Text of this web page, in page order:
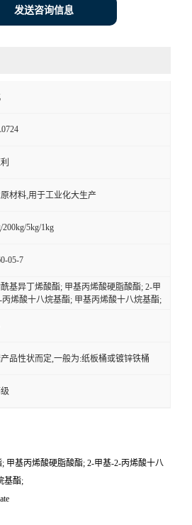
发送咨询信息
材料,用于工业化大生产
200kg/5kg/1kg
05-7
基异丁烯酸酯; 甲基丙烯酸硬脂酸酯; 2-甲
丙烯酸十八烷基酯; 甲基丙烯酸十八烷基酯;
品性状而定,一般为:纸板桶或镀锌铁桶
甲基丙烯酸硬脂酸酯; 2-甲基-2-丙烯酸十八
基酯;